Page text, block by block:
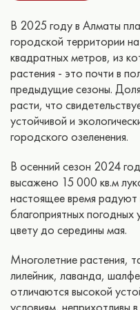
В 2025 году в Алматы
городской территории
квадратных метров, из
растения - это почти в
предыдущие сезоны.
расти, что
устойчивой и
городского озеленения.
В осенний сезон 2024
высажено 15 000 кв.м
настоящее время
благоприятных погодных
цвету до середины мая.
Многолетние растения,
лилейник, лаванда,
отличаются высокой